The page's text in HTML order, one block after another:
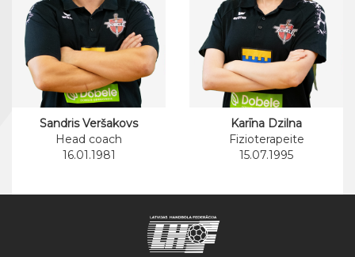
Sandris Veršakovs
Head coach
16.01.1981
Karīna Dzilna
Fizioterapeite
15.07.1995